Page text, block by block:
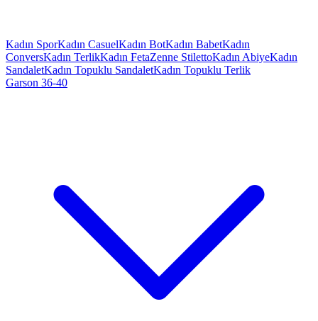
Kadın SporKadın CasuelKadın BotKadın BabetKadın
ConversKadın TerlikKadın FetaZenne StilettoKadın AbiyeKadın
SandaletKadın Topuklu SandaletKadın Topuklu Terlik
Garson 36-40